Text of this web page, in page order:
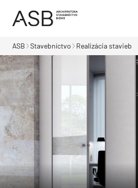
ASB Stavebníctvo Realizácia stavieb